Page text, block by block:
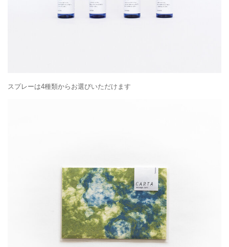
スプレーは4種類からお選びいただけます